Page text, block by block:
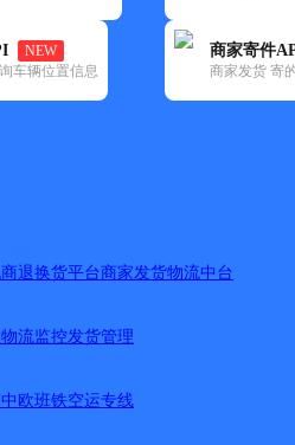
NEW
车辆位置信息
商家寄件
商家发货 寄
退换货平台商家发货物流中台
物流监控发货管理
中欧班铁空运专线
交口县 ✕ 清空已选
市,快递网点
网点
多号码